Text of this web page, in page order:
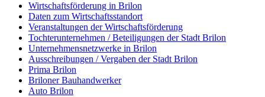
Wirtschaftsförderung in Brilon
Daten zum Wirtschaftsstandort
Veranstaltungen der Wirtschaftsförderung
Tochterunternehmen / Beteiligungen der Stadt Brilon
Unternehmensnetzwerke in Brilon
Ausschreibungen / Vergaben der Stadt Brilon
Prima Brilon
Briloner Bauhandwerker
Auto Brilon